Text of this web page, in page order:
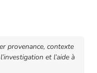
provenance, contexte
et l’aide à